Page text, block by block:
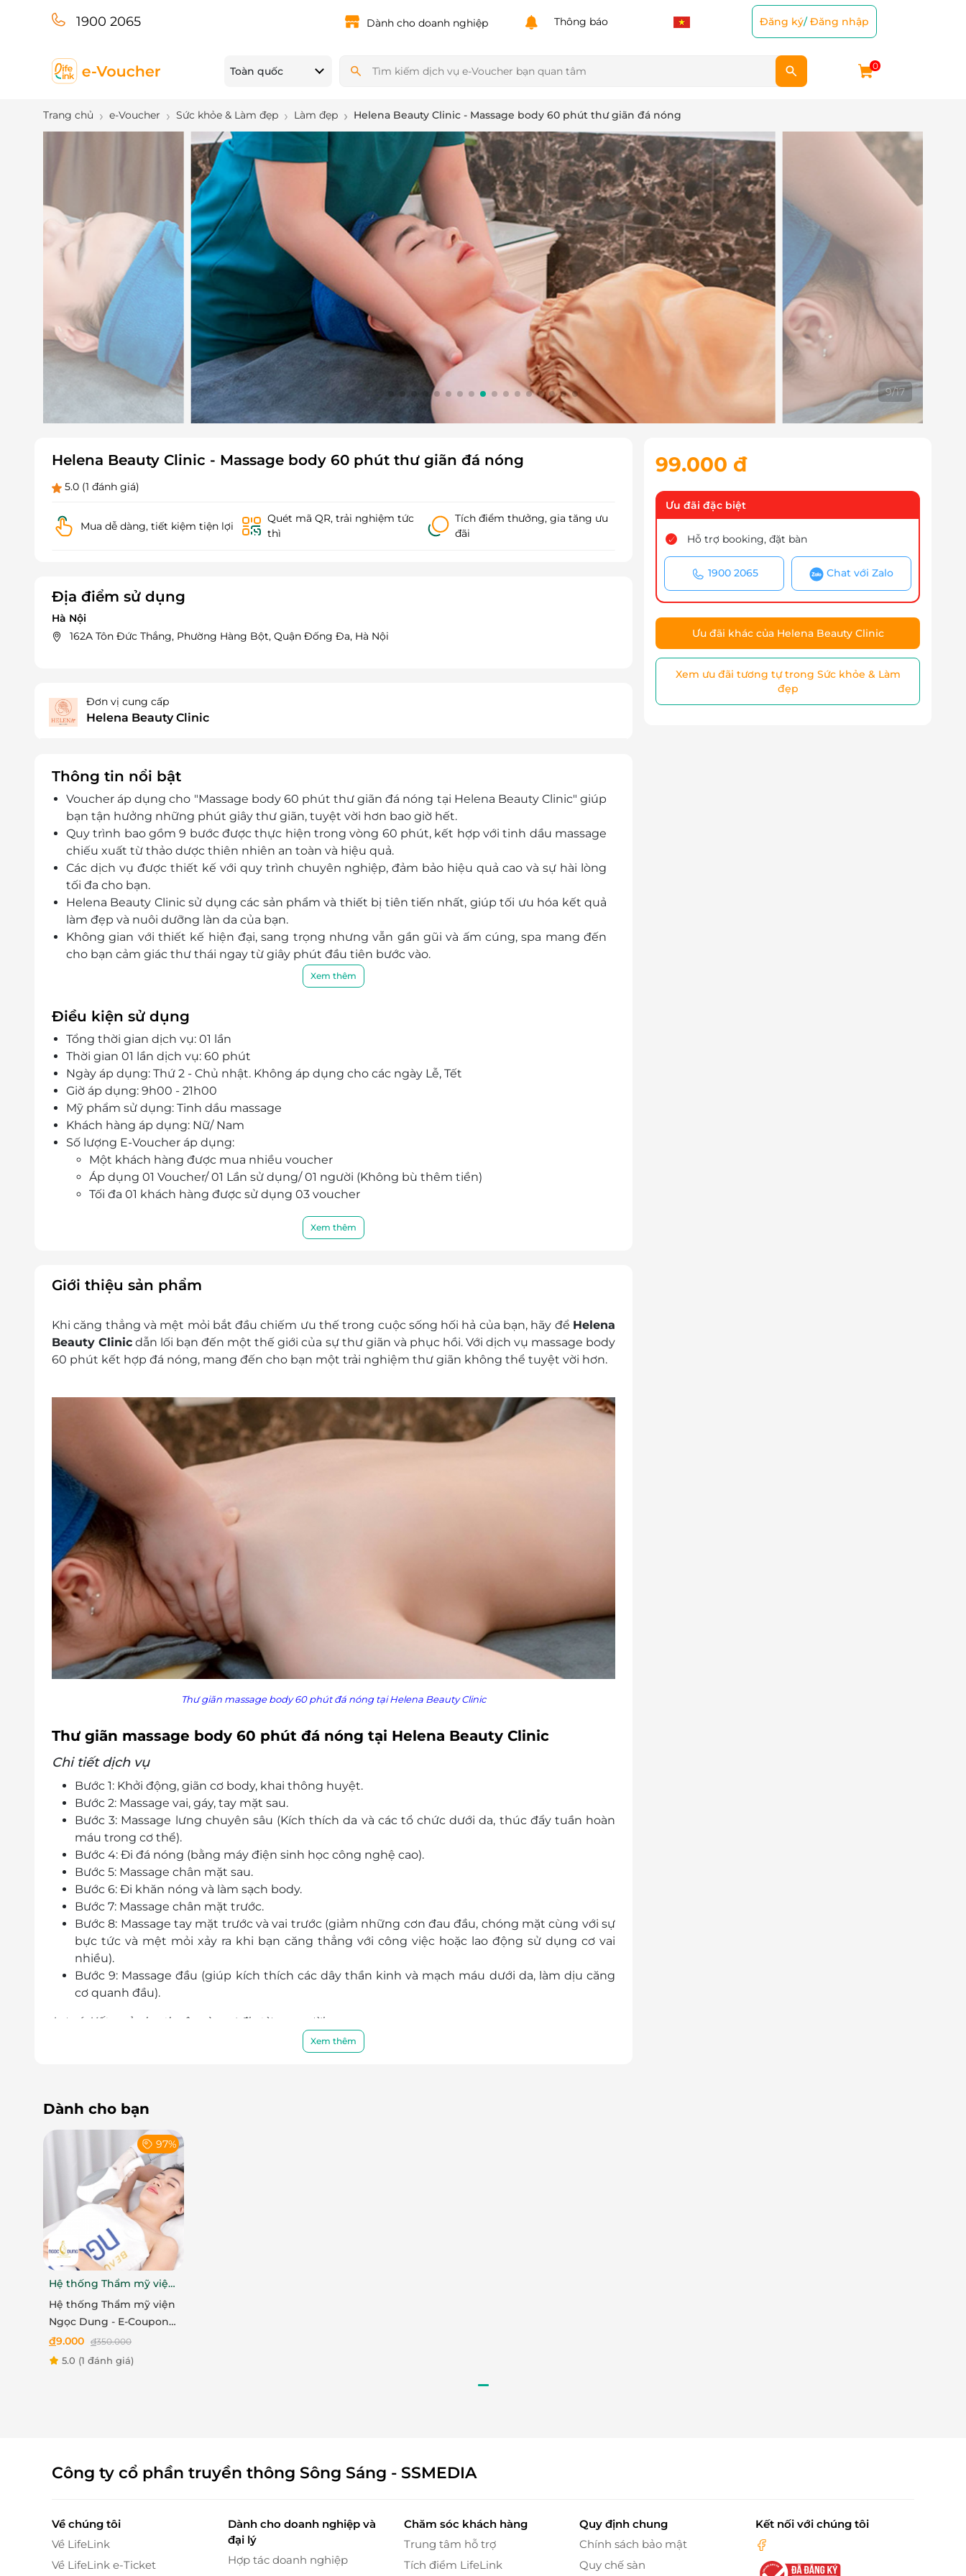
1900 2065 Dành cho doanh nghiệp Thông báo Đăng ký/Đăng nhập
Toàn quốc 0
Trang chủ e-Voucher Sức khỏe & Làm đẹp Làm đẹp Helena Beauty Clinic - Massage body 60 phút thư giãn đá nóng
10/17
Helena Beauty Clinic - Massage body 60 phút thư giãn đá nóng
5.0 (1 đánh giá)
Mua dễ dàng, tiết kiệm tiện lợi
Quét mã QR, trải nghiệm tức
thì
Tích điểm thưởng, gia tăng ưu
đãi
Địa điểm sử dụng
Hà Nội
162A Tôn Đức Thắng, Phường Hàng Bột, Quận Đống Đa, Hà Nội
Đơn vị cung cấp
Helena Beauty Clinic
Thông tin nổi bật
Voucher áp dụng cho "Massage body 60 phút thư giãn đá nóng tại Helena Beauty Clinic" giúp
bạn tận hưởng những phút giây thư giãn, tuyệt vời hơn bao giờ hết.
Quy trình bao gồm 9 bước được thực hiện trong vòng 60 phút, kết hợp với tinh dầu massage
chiếu xuất từ thảo dược thiên nhiên an toàn và hiệu quả.
Các dịch vụ được thiết kế với quy trình chuyên nghiệp, đảm bảo hiệu quả cao và sự hài lòng
tối đa cho bạn.
Helena Beauty Clinic sử dụng các sản phẩm và thiết bị tiên tiến nhất, giúp tối ưu hóa kết quả
làm đẹp và nuôi dưỡng làn da của bạn.
Không gian với thiết kế hiện đại, sang trọng nhưng vẫn gần gũi và ấm cúng, spa mang đến
cho bạn cảm giác thư thái ngay từ giây phút đầu tiên bước vào.
Đội ngũ nhân viên chu đáo, nhiệt tình, Helena Beauty Clinic hứa hẹn làm hài lòng mọi quý
Xem thêm
Điều kiện sử dụng
Tổng thời gian dịch vụ: 01 lần
Thời gian 01 lần dịch vụ: 60 phút
Ngày áp dụng: Thứ 2 - Chủ nhật. Không áp dụng cho các ngày Lễ, Tết
Giờ áp dụng: 9h00 - 21h00
Mỹ phẩm sử dụng: Tinh dầu massage
Khách hàng áp dụng: Nữ/ Nam
Số lượng E-Voucher áp dụng:
Một khách hàng được mua nhiều voucher
Áp dụng 01 Voucher/ 01 Lần sử dụng/ 01 người (Không bù thêm tiền)
Tối đa 01 khách hàng được sử dụng 03 voucher
Địa chỉ: 162A Tôn Đức Thắng, Đống Đa, Hà Nội
Không áp dụng đồng thời với chương trình khuyến mại khác
Giá chưa bao gồm VAT, Khách hàng muốn lấy hóa đơn vui lòng liên hệ NCC.
Xem thêm
Giới thiệu sản phẩm
Khi căng thẳng và mệt mỏi bắt đầu chiếm ưu thế trong cuộc sống hối hả của bạn, hãy để Helena
Beauty Clinic dẫn lối bạn đến một thế giới của sự thư giãn và phục hồi. Với dịch vụ massage body
60 phút kết hợp đá nóng, mang đến cho bạn một trải nghiệm thư giãn không thể tuyệt vời hơn.
Thư giãn massage body 60 phút đá nóng tại Helena Beauty Clinic
Thư giãn massage body 60 phút đá nóng tại Helena Beauty Clinic
Chi tiết dịch vụ
Bước 1: Khởi động, giãn cơ body, khai thông huyệt.
Bước 2: Massage vai, gáy, tay mặt sau.
Bước 3: Massage lưng chuyên sâu (Kích thích da và các tổ chức dưới da, thúc đẩy tuần hoàn
máu trong cơ thể).
Bước 4: Đi đá nóng (bằng máy điện sinh học công nghệ cao).
Bước 5: Massage chân mặt sau.
Bước 6: Đi khăn nóng và làm sạch body.
Bước 7: Massage chân mặt trước.
Bước 8: Massage tay mặt trước và vai trước (giảm những cơn đau đầu, chóng mặt cùng với sự
bực tức và mệt mỏi xảy ra khi bạn căng thẳng với công việc hoặc lao động sử dụng cơ vai
nhiều).
Bước 9: Massage đầu (giúp kích thích các dây thần kinh và mạch máu dưới da, làm dịu căng
cơ quanh đầu).
Lưu ý: Kết quả phụ thuộc vào cơ địa từng người.
Cơ thể thư thái, tái tạo năng lượng hiệu quả
làm nóng cơ thể từ đó giúp lưu thông tuần hoàn máu, giảm đau và căng cơ, giải tỏa căng thẳng,
mang lại giấc ngủ ngon.
Massage đá nónggiúp lưu thông tuần hoàn máu, giảm đau và căng cơ
trên khắp cơ thể giúp cơ thể được tái tạo, cảm giác mệt mỏi tan biến, sự cân bằng được phục hồi.
Xem thêm
99.000 đ
Ưu đãi đặc biệt
Hỗ trợ booking, đặt bàn
1900 2065 Chat với Zalo
Ưu đãi khác của Helena Beauty Clinic
Xem ưu đãi tương tự trong Sức khỏe & Làm
đẹp
Dành cho bạn
97%
Hệ thống Thẩm mỹ viện
Ngọc Dung
Hệ thống Thẩm mỹ viện
Ngọc Dung - E-Coupon
ưu đãi trải nghiệm dịch
vụ Triệt lông nách hoặc
đ9.000 đ350.000
5.0 (1 đánh giá)
Công ty cổ phần truyền thông Sông Sáng - SSMEDIA
Về chúng tôi
Về LifeLink
Về LifeLink e-Ticket
Dành cho doanh nghiệp và
đại lý
Hợp tác doanh nghiệp
Chăm sóc khách hàng
Trung tâm hỗ trợ
Tích điểm LifeLink
Quy định chung
Chính sách bảo mật
Quy chế sàn
Kết nối với chúng tôi